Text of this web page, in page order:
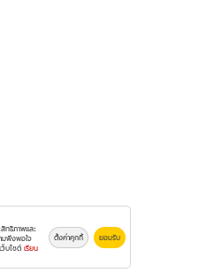
สิทธิภาพและ
มพึงพอใจ
ว็บไซต์ เรียน
ตั้งค่าคุกกี้ ยอมรับ